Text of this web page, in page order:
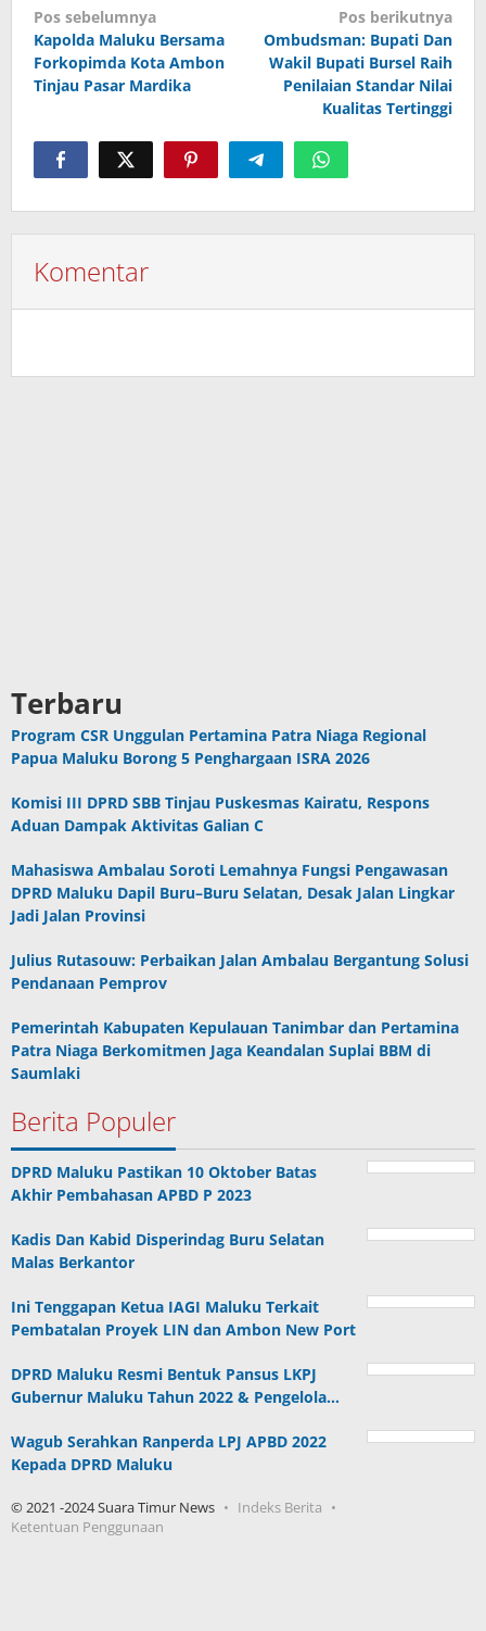
Navigasi
pos
Pos sebelumnya
Kapolda Maluku Bersama
Forkopimda Kota Ambon
Tinjau Pasar Mardika
Pos berikutnya
Ombudsman: Bupati Dan
Wakil Bupati Bursel Raih
Penilaian Standar Nilai
Kualitas Tertinggi
Komentar
Terbaru
Program CSR Unggulan Pertamina Patra Niaga Regional
Papua Maluku Borong 5 Penghargaan ISRA 2026
Komisi III DPRD SBB Tinjau Puskesmas Kairatu, Respons
Aduan Dampak Aktivitas Galian C
Mahasiswa Ambalau Soroti Lemahnya Fungsi Pengawasan
DPRD Maluku Dapil Buru–Buru Selatan, Desak Jalan Lingkar
Jadi Jalan Provinsi
Julius Rutasouw: Perbaikan Jalan Ambalau Bergantung Solusi
Pendanaan Pemprov
Pemerintah Kabupaten Kepulauan Tanimbar dan Pertamina
Patra Niaga Berkomitmen Jaga Keandalan Suplai BBM di
Saumlaki
Berita Populer
DPRD Maluku Pastikan 10 Oktober Batas
Akhir Pembahasan APBD P 2023
Kadis Dan Kabid Disperindag Buru Selatan
Malas Berkantor
Ini Tenggapan Ketua IAGI Maluku Terkait
Pembatalan Proyek LIN dan Ambon New Port
DPRD Maluku Resmi Bentuk Pansus LKPJ
Gubernur Maluku Tahun 2022 & Pengelola…
Wagub Serahkan Ranperda LPJ APBD 2022
Kepada DPRD Maluku
© 2021 -2024 Suara Timur News
Indeks Berita
Ketentuan Penggunaan